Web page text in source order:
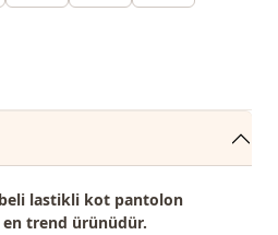
lastikli kot pantolon
en trend ürünüdür.